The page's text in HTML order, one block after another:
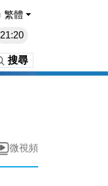
繁體
21:20
搜尋
微視頻